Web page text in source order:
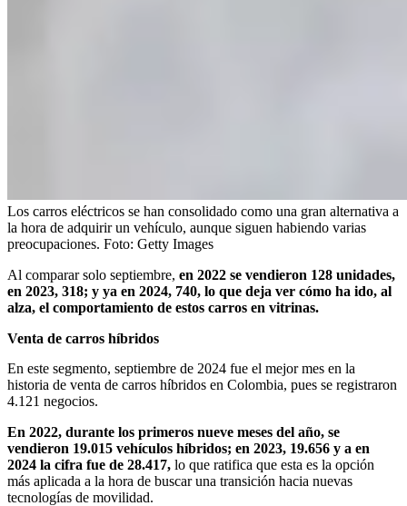
Los carros eléctricos se han consolidado como una gran alternativa a
la hora de adquirir un vehículo, aunque siguen habiendo varias
preocupaciones. Foto: Getty Images
Al comparar solo septiembre, en 2022 se vendieron 128 unidades,
en 2023, 318; y ya en 2024, 740, lo que deja ver cómo ha ido, al
alza, el comportamiento de estos carros en vitrinas.
Venta de carros híbridos
En este segmento, septiembre de 2024 fue el mejor mes en la
historia de venta de carros híbridos en Colombia, pues se registraron
4.121 negocios.
En 2022, durante los primeros nueve meses del año, se
vendieron 19.015 vehículos híbridos; en 2023, 19.656 y a en
2024 la cifra fue de 28.417, lo que ratifica que esta es la opción
más aplicada a la hora de buscar una transición hacia nuevas
tecnologías de movilidad.